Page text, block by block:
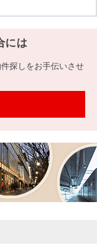
・
戸
て
を
す
住まい1プ
案内（関
Way
役員一
には
探しをお手伝いさせ